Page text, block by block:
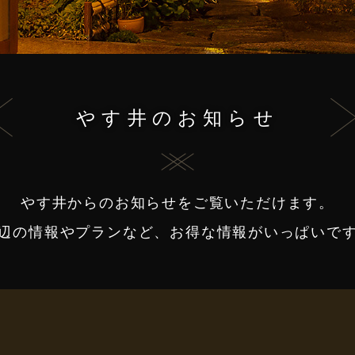
やす井のお知らせ
やす井からのお知らせをご覧いただけます。
の情報やプランなど、お得な情報がいっぱいで